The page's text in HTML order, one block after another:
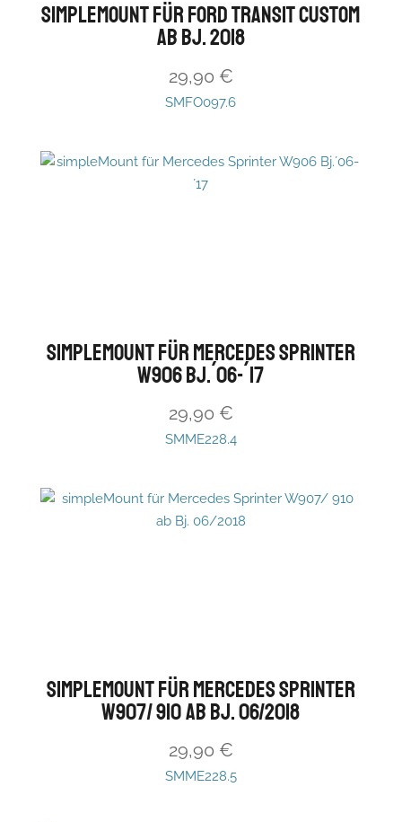
simpleMount für Ford Transit Custom
ab Bj. 2018
29,90 €
SMFO097.6
simpleMount für Mercedes Sprinter
W906 Bj.´06-´17
29,90 €
SMME228.4
simpleMount für Mercedes Sprinter
W907/ 910 ab Bj. 06/2018
29,90 €
SMME228.5